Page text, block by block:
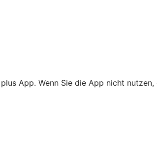
App. Wenn Sie die App nicht